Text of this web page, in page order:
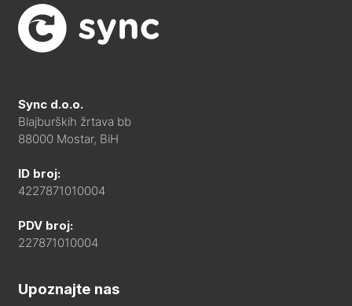
Sync d.o.o.
Blajburških žrtava bb
88000 Mostar, BiH
ID broj:
4227871010004
PDV broj:
227871010004
Upoznajte nas